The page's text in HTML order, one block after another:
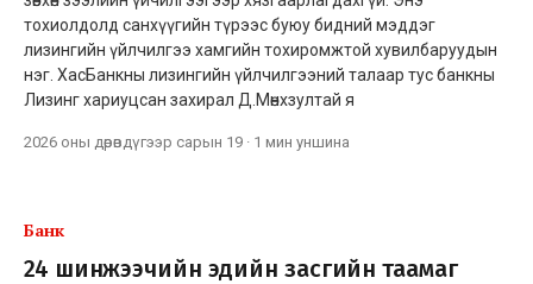
тохиолдолд санхүүгийн түрээс буюу бидний мэддэг
лизингийн үйлчилгээ хамгийн тохиромжтой хувилбаруудын
нэг. ХасБанкны лизингийн үйлчилгээний талаар тус банкны
Лизинг хариуцсан захирал Д.Мөнхзултай я
2026 оны дөрөвдүгээр сарын 19 · 1 мин уншина
Банк
24 шинжээчийн эдийн засгийн таамаг